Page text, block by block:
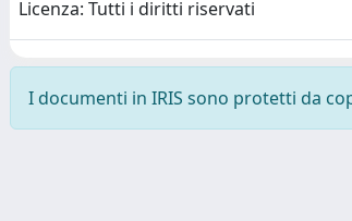
Licenza: Tutti i diritti riservati
I documenti in IRIS sono protetti da